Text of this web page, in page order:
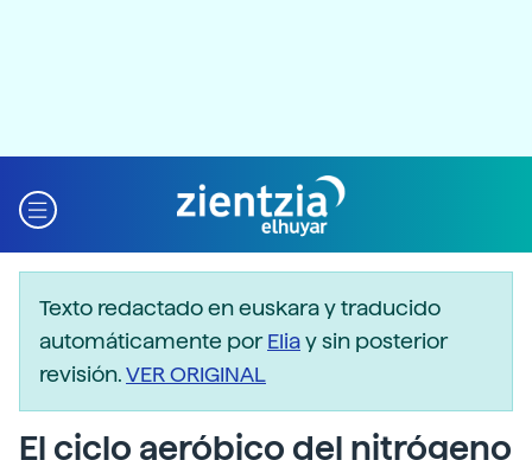
Texto redactado en euskara y traducido
automáticamente porEliay sin posterior
revisión.VER ORIGINAL
El ciclo aeróbico del nitrógeno